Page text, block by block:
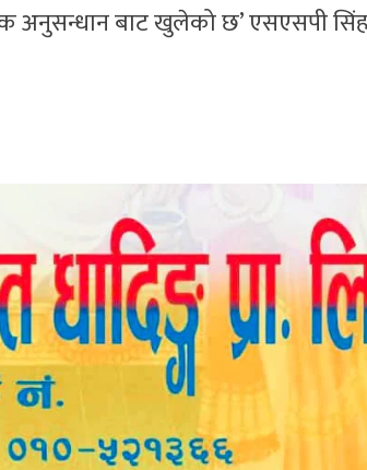
अनुसन्धान बाट खुलेको छ’ एसएसपी